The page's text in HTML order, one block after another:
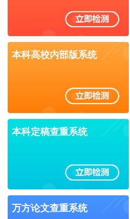
本科高校内部版系统
本科定稿查重系统
万方论文查重系统